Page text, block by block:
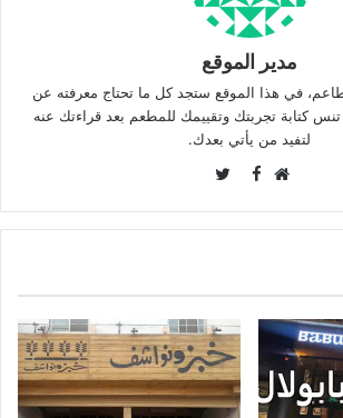
مدير الموقع
في هذا الموقع ستجد كل ما تحتاج معرفته عن
كتابة تجربتك وتقييمك للمطعم بعد قراءتك عنه
لتفيد من يأتي بعدك.
Facebook